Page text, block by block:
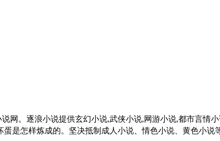
网。逐浪小说提供玄幻小说,武侠小说,网游小说,都市言情
是怎样炼成的。坚决抵制成人小说、情色小说、黄色小说